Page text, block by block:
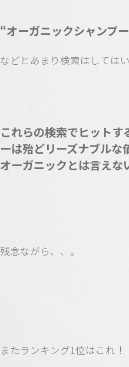
“オーガニックシャンプ
などとあまり検索はしては
これらの検索でヒット
ーは殆どリーズナブル
オーガニックとは言えな
残念ながら、、。
またランキング1位はこれ！